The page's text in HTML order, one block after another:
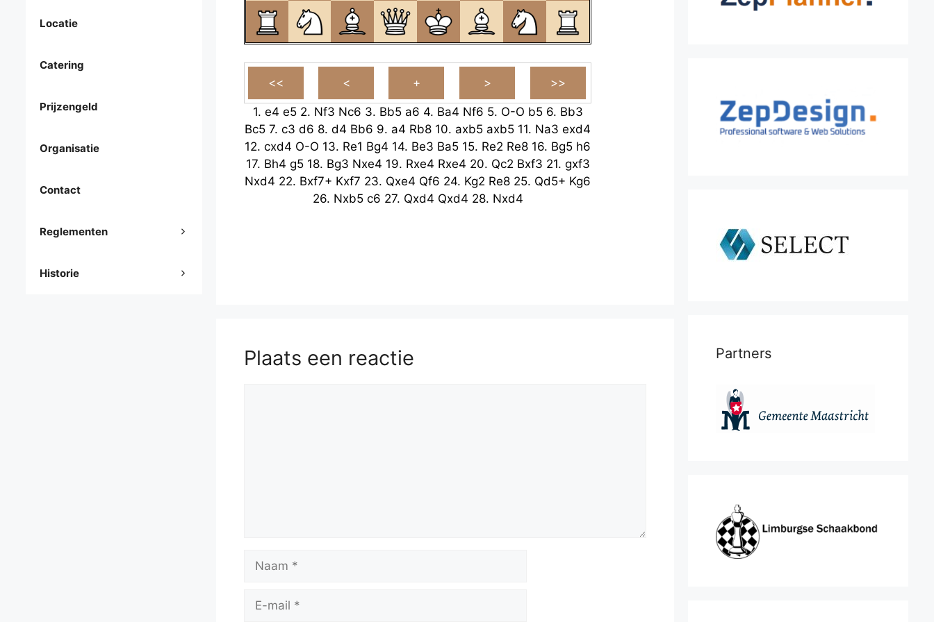
1. e4 e5 2. Nf3 Nc6 3. Bb5 a6 4. Ba4 Nf6 5. O-O b5 6. Bb3
Bc5 7. c3 d6 8. d4 Bb6 9. a4 Rb8 10. axb5 axb5 11. Na3 exd4
12. cxd4 O-O 13. Re1 Bg4 14. Be3 Ba5 15. Re2 Re8 16. Bg5 h6
17. Bh4 g5 18. Bg3 Nxe4 19. Rxe4 Rxe4 20. Qc2 Bxf3 21. gxf3
Nxd4 22. Bxf7+ Kxf7 23. Qxe4 Qf6 24. Kg2 Re8 25. Qd5+ Kg6
26. Nxb5 c6 27. Qxd4 Qxd4 28. Nxd4
Plaats een reactie
mail
Locatie
Catering
Prijzengeld
Organisatie
Contact
Reglementen
Historie
Partners